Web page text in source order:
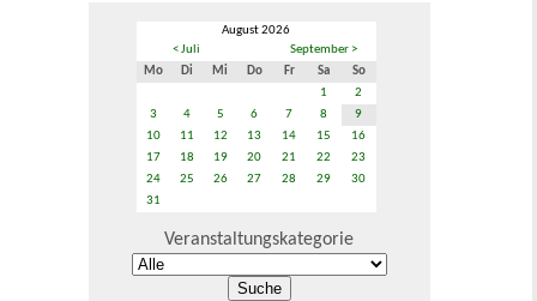
August 2026
< Juli
September >
Mo
Di Mi Do Fr Sa
So
1
2
3
4 5 6 7 8
9
10
11 12 13 14 15
16
17
18 19 20 21 22
23
24
25 26 27 28 29
30
31
Veranstaltungskategorie